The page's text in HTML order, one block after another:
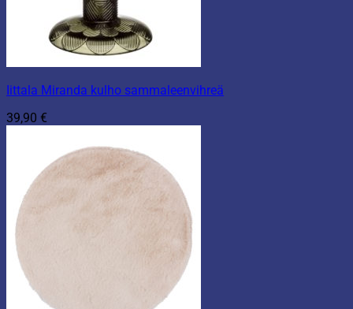
Iittala Miranda kulho sammaleenvihreä
39,90 €